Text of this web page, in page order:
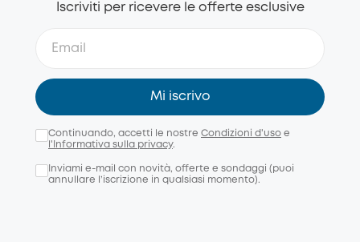
Iscriviti per ricevere le offerte esclusive
Mi iscrivo
Continuando, accetti le nostre Condizioni d'uso e
l'Informativa sulla privacy.
Inviami e-mail con novità, offerte e sondaggi (puoi
annullare l’iscrizione in qualsiasi momento).